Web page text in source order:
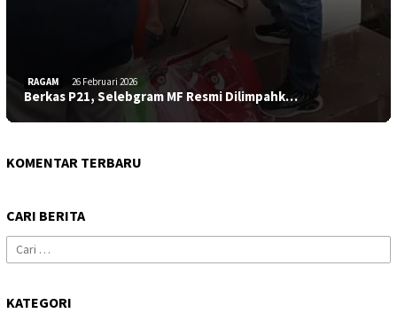
RAGAM 26 Februari 2026
Berkas P21, Selebgram MF Resmi Dilimpahk…
KOMENTAR TERBARU
CARI BERITA
Cari
untuk:
KATEGORI